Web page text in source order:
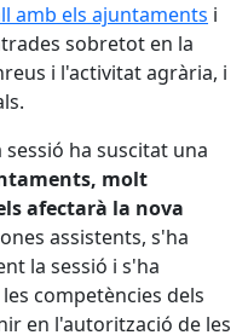
amb els ajuntaments i
sobretot en la
i l'activitat agrària, i
ha suscitat una
molt
afectarà la nova
assistents, s'ha
la sessió i s'ha
competències dels
en l'autorització de les